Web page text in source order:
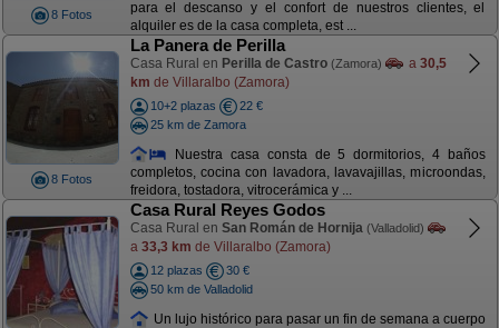
8 Fotos
para el descanso y el confort de nuestros clientes, el
alquiler es de la casa completa, est ...
8 Fotos
La Panera de Perilla
Casa Rural en Perilla de Castro (Zamora) a 30,5
km de Villaralbo (Zamora)
10+2 plazas
22 €
25 km de Zamora
Nuestra casa consta de 5 dormitorios, 4 baños
completos, cocina con lavadora, lavavajillas, microondas,
freidora, tostadora, vitrocerámica y ...
Casa Rural Reyes Godos
Casa Rural en San Román de Hornija (Valladolid)
a 33,3 km de Villaralbo (Zamora)
12 plazas
30 €
50 km de Valladolid
Un lujo histórico para pasar un fin de semana a cuerpo